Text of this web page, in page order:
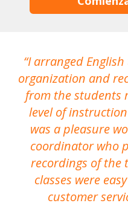
I arranged
organization and
from the students
level of
was a pleasure
coordinator who
recordings of the
classes were
customer